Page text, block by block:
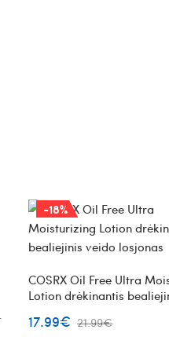
-18%
COSRX Oil Free Ultra
Lotion drėkinantis
17.99€ 21.99€